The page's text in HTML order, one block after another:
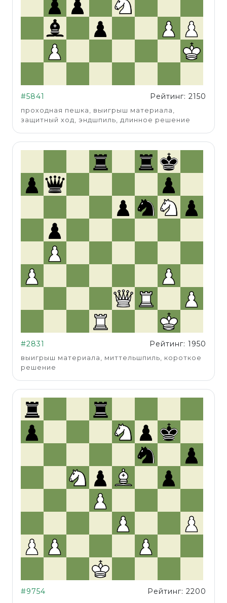
#5841 Рейтинг: 2150
проходная пешка, выигрыш материала,
защитный ход, эндшпиль, длинное решение
#2831 Рейтинг: 1950
выигрыш материала, миттельшпиль, короткое
решение
#9754 Рейтинг: 2200